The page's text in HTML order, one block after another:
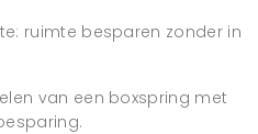
ruimte besparen zonder in
van een boxspring met